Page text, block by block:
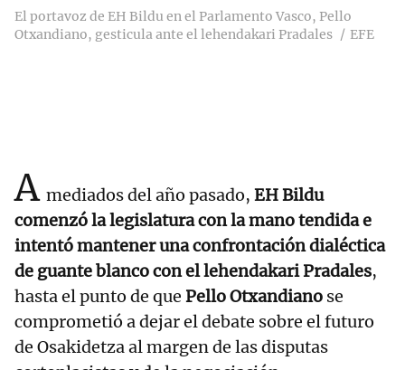
El portavoz de EH Bildu en el Parlamento Vasco, Pello
Otxandiano, gesticula ante el lehendakari Pradales
EFE
A mediados del año pasado, EH Bildu
comenzó la legislatura con la mano tendida e
intentó mantener una confrontación dialéctica
de guante blanco con el lehendakari Pradales,
hasta el punto de que Pello Otxandiano se
comprometió a dejar el debate sobre el futuro
de Osakidetza al margen de las disputas